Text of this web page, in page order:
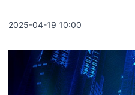
2025-04-19 10:00